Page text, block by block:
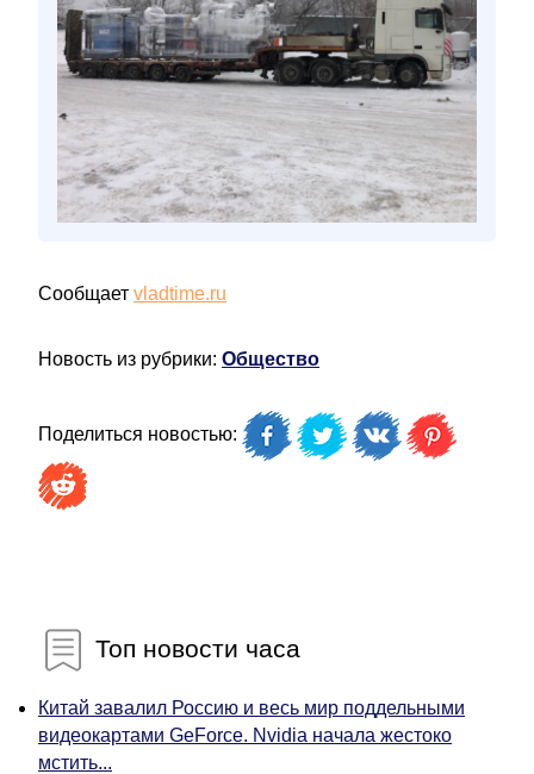
Сообщает vladtime.ru
Новость из рубрики: Общество
Поделиться новостью:
Топ новости часа
Китай завалил Россию и весь мир поддельными
видеокартами GeForce. Nvidia начала жестоко
мстить...